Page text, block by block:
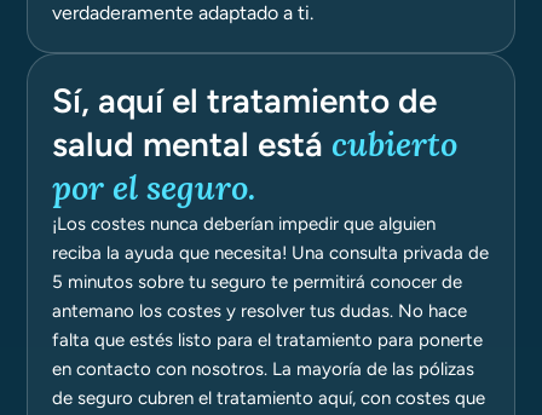
verdaderamente adaptado a ti.
Sí, aquí el tratamiento de
salud mental está cubierto
por el seguro.
¡Los costes nunca deberían impedir que alguien
reciba la ayuda que necesita! Una consulta privada de
5 minutos sobre tu seguro te permitirá conocer de
antemano los costes y resolver tus dudas. No hace
falta que estés listo para el tratamiento para ponerte
en contacto con nosotros. La mayoría de las pólizas
de seguro cubren el tratamiento aquí, con costes que